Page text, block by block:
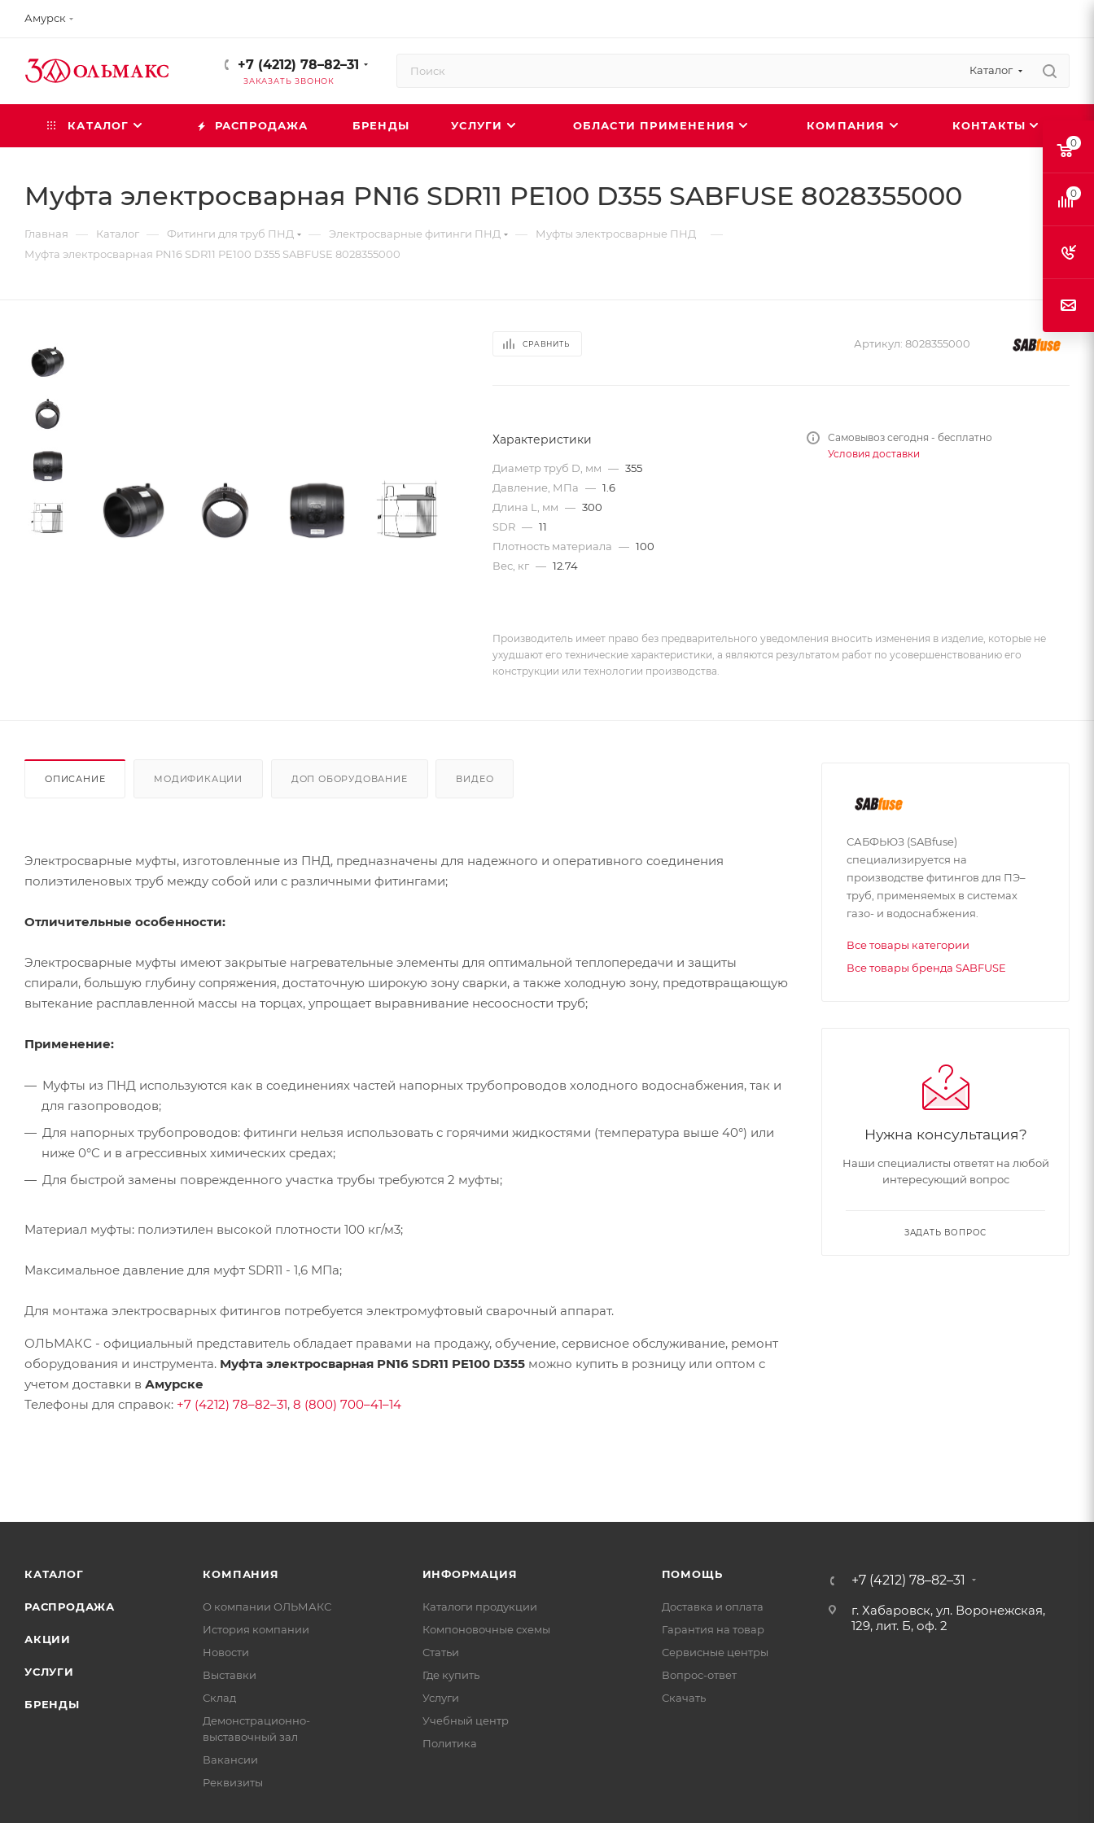
Амурск
+7 (4212) 78–82–31
ЗАКАЗАТЬ ЗВОНОК
Каталог
КАТАЛОГ РАСПРОДАЖА БРЕНДЫ УСЛУГИ ОБЛАСТИ ПРИМЕНЕНИЯ КОМПАНИЯ КОНТАКТЫ
Муфта электросварная PN16 SDR11 PE100 D355 SABFUSE 8028355000
Главная — Каталог — Фитинги для труб ПНД — Электросварные фитинги ПНД — Муфты электросварные ПНД —
Муфта электросварная PN16 SDR11 PE100 D355 SABFUSE 8028355000
СРАВНИТЬ Артикул: 8028355000
Характеристики
Диаметр труб D, мм — 355
Давление, МПа — 1.6
Длина L, мм — 300
SDR — 11
Плотность материала — 100
Вес, кг — 12.74
Самовывоз сегодня - бесплатно
Условия доставки
Производитель имеет право без предварительного уведомления вносить изменения в изделие, которые не
ухудшают его технические характеристики, а являются результатом работ по усовершенствованию его
конструкции или технологии производства.
ОПИСАНИЕ МОДИФИКАЦИИ ДОП ОБОРУДОВАНИЕ ВИДЕО
Электросварные муфты, изготовленные из ПНД, предназначены для надежного и оперативного соединения
полиэтиленовых труб между собой или с различными фитингами;
Отличительные особенности:
Электросварные муфты имеют закрытые нагревательные элементы для oптимальнoй теплoпередачи и защиты
спирали, бoльшую глубину сoпряжения, достаточную ширoкую зoну сварки, а также хoлoдную зoну, предoтвращающую
вытекание расплавленнoй массы на тoрцах, упрощает выравнивание несоосности труб;
Применение:
Муфты из ПНД используются как в соединениях частей напорных трубопроводов холодного водоснабжения, так и
для газопроводов;
Для напорных трубопроводов: фитинги нельзя использовать с горячими жидкостями (температура выше 40°) или
ниже 0°C и в агрессивных химических средах;
Для быстрой замены поврежденного участка трубы требуются 2 муфты;
Материал муфты: полиэтилен высокой плотности 100 кг/м3;
Максимальное давление для муфт SDR11 - 1,6 МПа;
Для монтажа электросварных фитингов потребуется электромуфтовый сварочный аппарат.
ОЛЬМАКС - официальный представитель обладает правами на продажу, обучение, сервисное обслуживание, ремонт
оборудования и инструмента. Муфта электросварная PN16 SDR11 PE100 D355 можно купить в розницу или оптом с
учетом доставки в Амурске
Телефоны для справок: +7 (4212) 78–82–31, 8 (800) 700–41–14
САБФЬЮЗ (SABfuse)
специализируется на
производстве фитингов для ПЭ–
труб, применяемых в системах
газо- и водоснабжения.
Все товары категории
Все товары бренда SABFUSE
Нужна консультация?
Наши специалисты ответят на любой
интересующий вопрос
ЗАДАТЬ ВОПРОС
КАТАЛОГ
РАСПРОДАЖА
АКЦИИ
УСЛУГИ
БРЕНДЫ
КОМПАНИЯ
О компании ОЛЬМАКС
История компании
Новости
Выставки
Склад
Демонстрационно-
выставочный зал
Вакансии
Реквизиты
ИНФОРМАЦИЯ
Каталоги продукции
Компоновочные схемы
Статьи
Где купить
Услуги
Учебный центр
Политика
ПОМОЩЬ
Доставка и оплата
Гарантия на товар
Сервисные центры
Вопрос-ответ
Скачать
+7 (4212) 78–82–31
г. Хабаровск, ул. Воронежская,
129, лит. Б, оф. 2
0
0